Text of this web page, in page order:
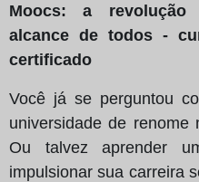
Moocs: a revolução
alcance de todos -
certificado
Você já se perguntou
universidade de
Ou talvez aprender
impulsionar sua carreira